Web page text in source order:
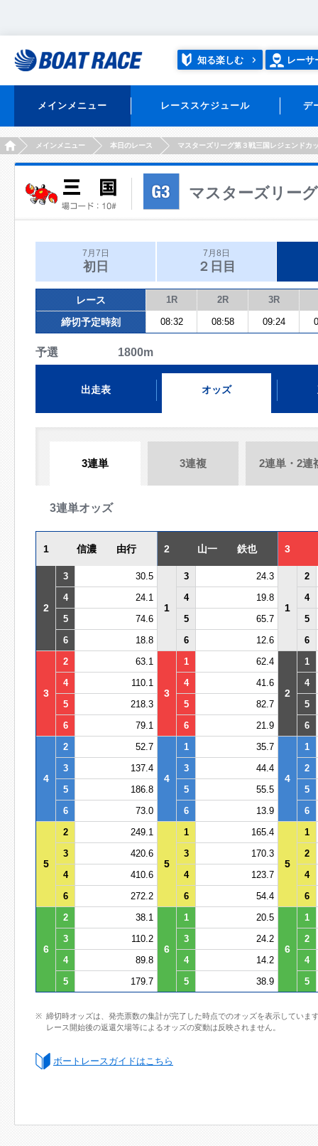
知る楽しむ レーサ
メインメニュー レーススケジュール デ
HOMEメインメニュー 本日のレース マスターズリーグ第３戦三国レジェンドカ
マスターズリー
7月7日
初日
7月8日
２日目
レース 1R 2R 3R
締切予定時刻 08:32 08:58 09:24
予選 1800m
出走表 オッズ
3連単 3連複 2連単・2連
3連単オッズ
1 信濃 由行 2 山一 鉄也 3
2
3 30.5
1
3 24.3
1
2
4
24.1 4 19.8
4
5
74.6 5 65.7
5
6
18.8 6 12.6 6
3
2 63.1
3
1 62.4
2
1
4
110.1 4 41.6
4
5
218.3 5 82.7
5
6
79.1 6 21.9 6
4
2 52.7
4
1 35.7
4
1
3
137.4 3 44.4
2
5
186.8 5 55.5
5
6
73.0 6 13.9 6
5
2 249.1
5
1 165.4
5
1
3
420.6 3 170.3
2
4
410.6 4 123.7
4
6
272.2 6 54.4 6
6
2 38.1
6
1 20.5
6
1
3
110.2 3 24.2
2
4
89.8 4 14.2
4
5
179.7 5 38.9 5
締切時オッズは、発売票数の集計が完了した時点でのオッズを表示していま
レース開始後の返還欠場等によるオッズの変動は反映されません。
ボートレースガイドはこちら